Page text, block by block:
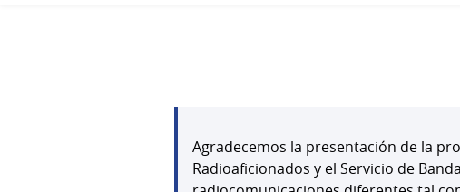
Agradecemos la presentación de la
Radioaficionados y el Servicio de